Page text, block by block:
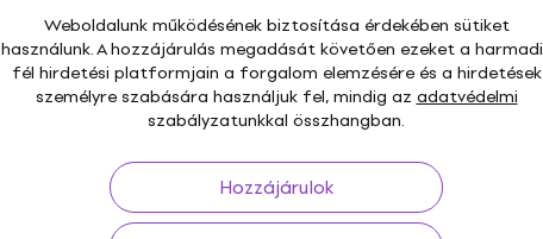
Weboldalunk működésének biztosítása érdekében sütiket
használunk. A hozzájárulás megadását követően ezeket a
fél hirdetési platformjain a forgalom elemzésére és a hirdetések
személyre szabására használjuk fel, mindig azadatvédelmi
szabályzatunkkal összhangban.
Hozzájárulok
Legkedveltebb